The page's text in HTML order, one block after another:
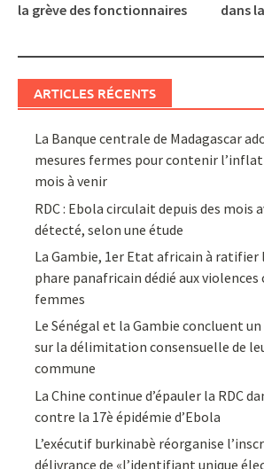
navigation
la grève des fonctionnaires
dans
ARTICLES RÉCENTS
La Banque centrale de Madagascar
mesures fermes pour contenir
mois à venir
RDC : Ebola circulait depuis des mois
détecté, selon une étude
La Gambie, 1er Etat africain à
phare panafricain dédié aux
femmes
Le Sénégal et la Gambie concluent
sur la délimitation consensuelle de
commune
La Chine continue d’épauler la RDC
contre la 17è épidémie d’Ebola
L’exécutif burkinabè réorganise
délivrance de «l’identifiant unique